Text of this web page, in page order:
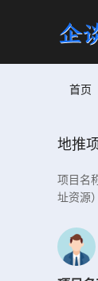
首页
地推
项目名
址资源